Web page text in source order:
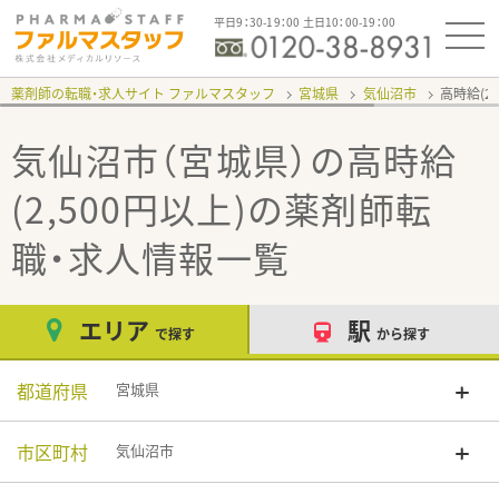
平日9：30-19：00 土日10：00-19：00
薬剤師の転職・求人サイト ファルマスタッフ 宮城県 気仙沼市 高時給
気仙沼市（宮城県）の高時給
(2,500円以上)の薬剤師転
職・求人情報一覧
エリア で探す 駅 から探す
都道府県 宮城県
市区町村 気仙沼市